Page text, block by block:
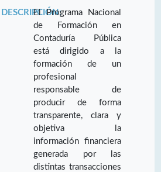
DESCRIPCIÓN:El Programa Nacional
de Formación en
Contaduría Pública
está dirigido a la
formación de un
profesional
responsable de
producir de forma
transparente, clara y
objetiva la
información financiera
generada por las
distintas transacciones